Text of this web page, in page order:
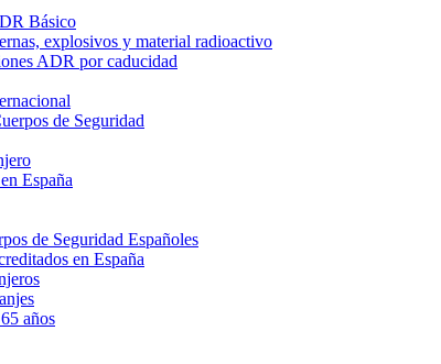
Básico
explosivos y material radioactivo
ADR por caducidad
de Seguridad
España
de Seguridad Españoles
en España
años